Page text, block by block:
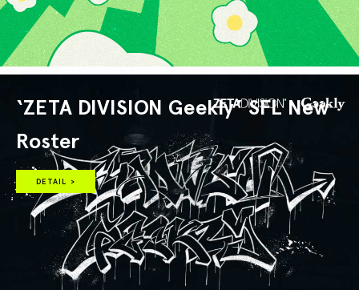
‘ZETA DIVISION Geekly’ SFL New
Roster
DETAIL >